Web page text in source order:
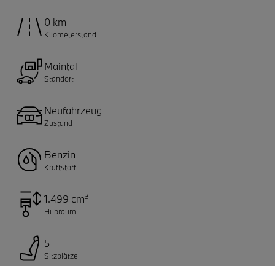
0 km
Kilometerstand
Maintal
Standort
Neufahrzeug
Zustand
Benzin
Kraftstoff
1.499 cm3
Hubraum
5
Sitzplätze